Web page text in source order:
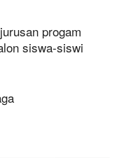
progam
siswa-siswi